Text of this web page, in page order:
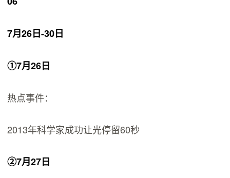
7月26日-30日
①7月26日
热点事件：
2013年科学家成功让光停留60秒
②7月27日